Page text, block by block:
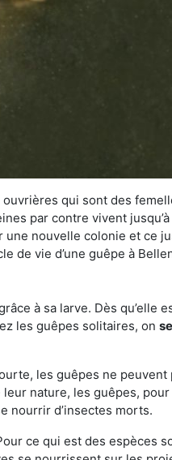
qui sont des
par contre vivent jusqu’à
nouvelle colonie et ce
de vie d’une guêpe à
à sa larve. Dès qu’elle
les guêpes solitaires, on
les guêpes ne peuvent
nature, les guêpes,
nourrir d’insectes morts.
ce qui est des espèces